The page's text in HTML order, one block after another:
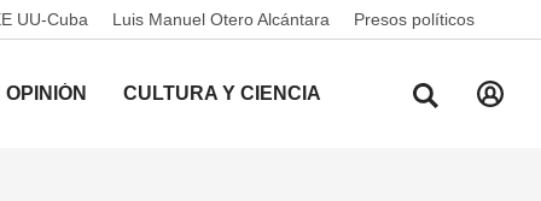
UU-Cuba Luis Manuel Otero Alcántara Presos políticos
OPINIÓN CULTURA Y CIENCIA